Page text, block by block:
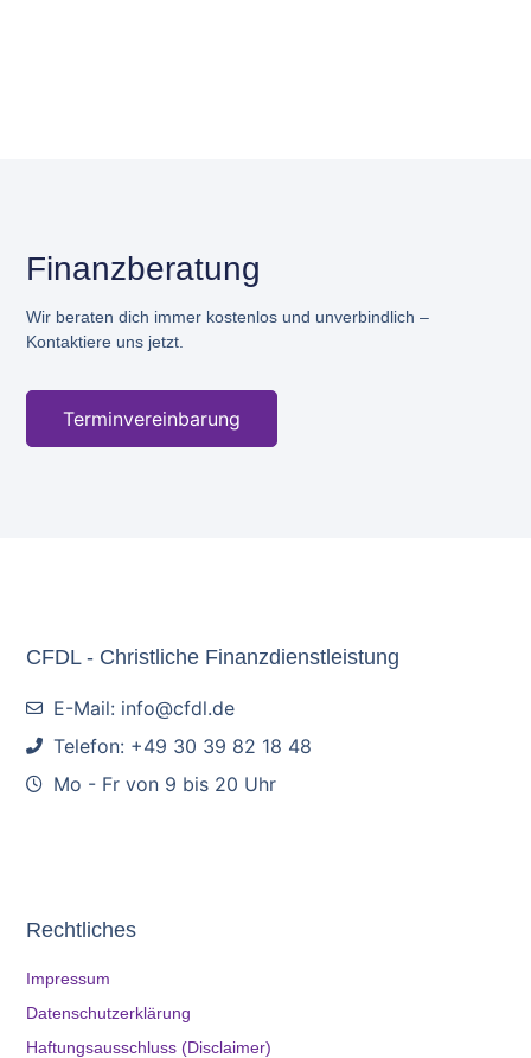
Finanzberatung
Wir beraten dich immer kostenlos und unverbindlich –
Kontaktiere uns jetzt.
Terminvereinbarung
Rechtliches
Impressum
Datenschutzerklärung
Haftungsausschluss (Disclaimer)
CFDL - Christliche Finanzdienstleistung
E-Mail: info@cfdl.de
Telefon: +49 30 39 82 18 48
Mo - Fr von 9 bis 20 Uhr